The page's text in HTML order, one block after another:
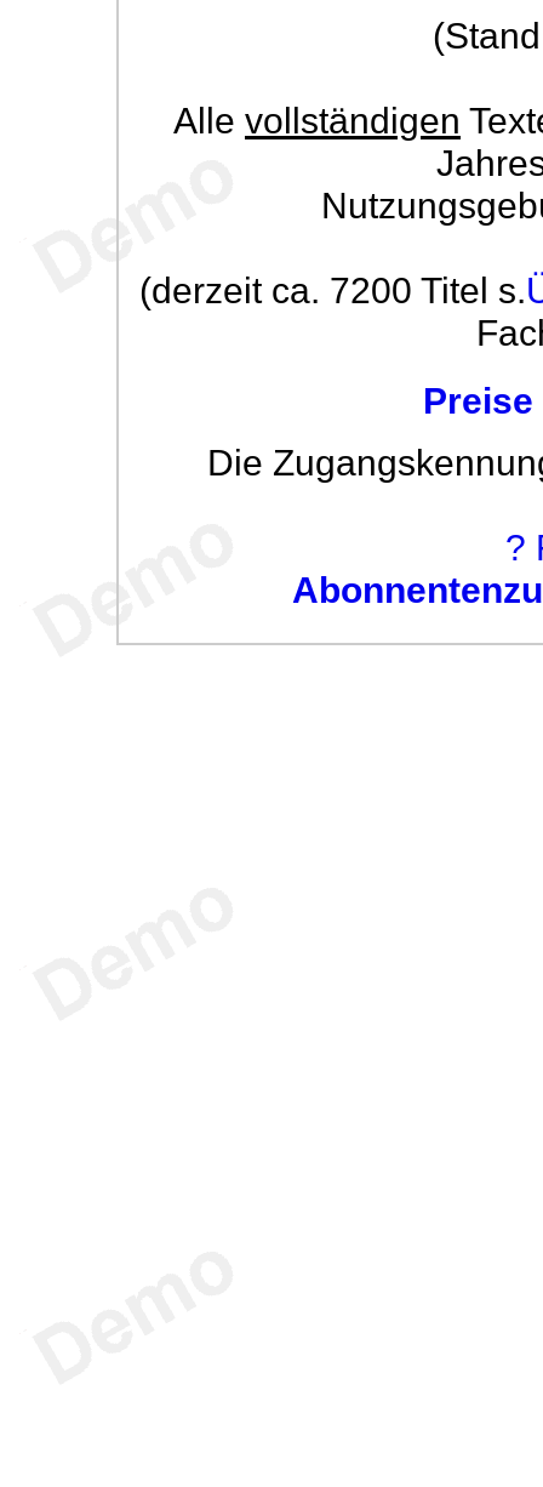
Alle vollständigen
(derzeit ca. 7200 Titel s.
Die
?